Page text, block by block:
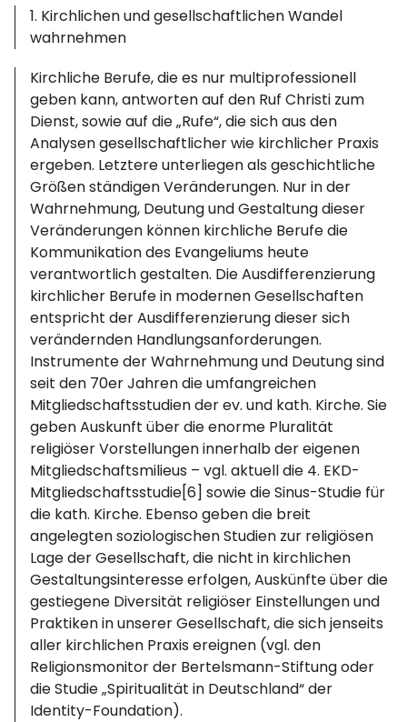
1. Kirchlichen und gesellschaftlichen Wandel
wahrnehmen
Kirchliche Berufe, die es nur multiprofessionell
geben kann, antworten auf den Ruf Christi zum
Dienst, sowie auf die „Rufe“, die sich aus den
Analysen gesellschaftlicher wie kirchlicher Praxis
ergeben. Letztere unterliegen als geschichtliche
Größen ständigen Veränderungen. Nur in der
Wahrnehmung, Deutung und Gestaltung dieser
Veränderungen können kirchliche Berufe die
Kommunikation des Evangeliums heute
verantwortlich gestalten. Die Ausdifferenzierung
kirchlicher Berufe in modernen Gesellschaften
entspricht der Ausdifferenzierung dieser sich
verändernden Handlungsanforderungen.
Instrumente der Wahrnehmung und Deutung sind
seit den 70er Jahren die umfangreichen
Mitgliedschaftsstudien der ev. und kath. Kirche. Sie
geben Auskunft über die enorme Pluralität
religiöser Vorstellungen innerhalb der eigenen
Mitgliedschaftsmilieus – vgl. aktuell die 4. EKD-
Mitgliedschaftsstudie[6] sowie die Sinus-Studie für
die kath. Kirche. Ebenso geben die breit
angelegten soziologischen Studien zur religiösen
Lage der Gesellschaft, die nicht in kirchlichen
Gestaltungsinteresse erfolgen, Auskünfte über die
gestiegene Diversität religiöser Einstellungen und
Praktiken in unserer Gesellschaft, die sich jenseits
aller kirchlichen Praxis ereignen (vgl. den
Religionsmonitor der Bertelsmann-Stiftung oder
die Studie „Spiritualität in Deutschland“ der
Identity-Foundation).